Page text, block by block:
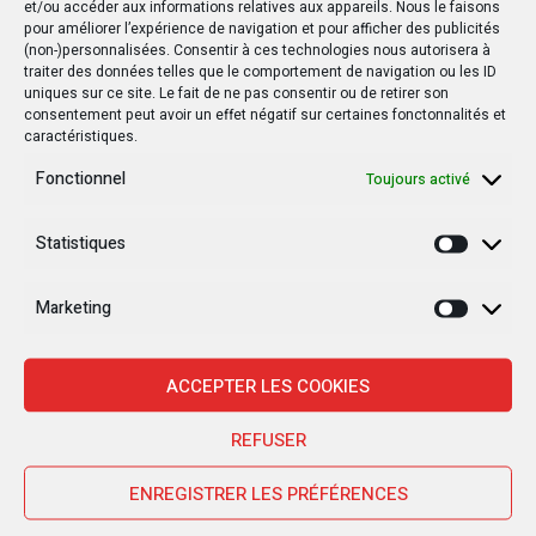
et/ou accéder aux informations relatives aux appareils. Nous le faisons
pour améliorer l’expérience de navigation et pour afficher des publicités
(non-)personnalisées. Consentir à ces technologies nous autorisera à
traiter des données telles que le comportement de navigation ou les ID
uniques sur ce site. Le fait de ne pas consentir ou de retirer son
consentement peut avoir un effet négatif sur certaines fonctonnalités et
caractéristiques.
Fonctionnel Toujours activé
Statistiques
Marketing
ACCEPTER LES COOKIES
REFUSER
ENREGISTRER LES PRÉFÉRENCES
Nouvelles Récentes
30 janvier 2025